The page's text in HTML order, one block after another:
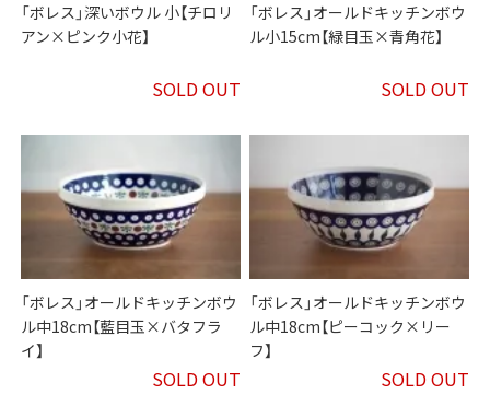
「ボレス」深いボウル 小【チロリ
アン×ピンク小花】
SOLD OUT
「ボレス」オールドキッチンボウ
ル小15cm【緑目玉×青角花】
SOLD OUT
「ボレス」オールドキッチンボウ
ル中18cm【藍目玉×バタフラ
イ】
SOLD OUT
「ボレス」オールドキッチンボウ
ル中18cm【ピーコック×リー
フ】
SOLD OUT